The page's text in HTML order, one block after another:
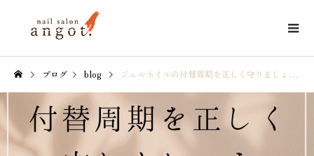
ブログ blog ジェルネイルの付替周期を正しく守りましょう*